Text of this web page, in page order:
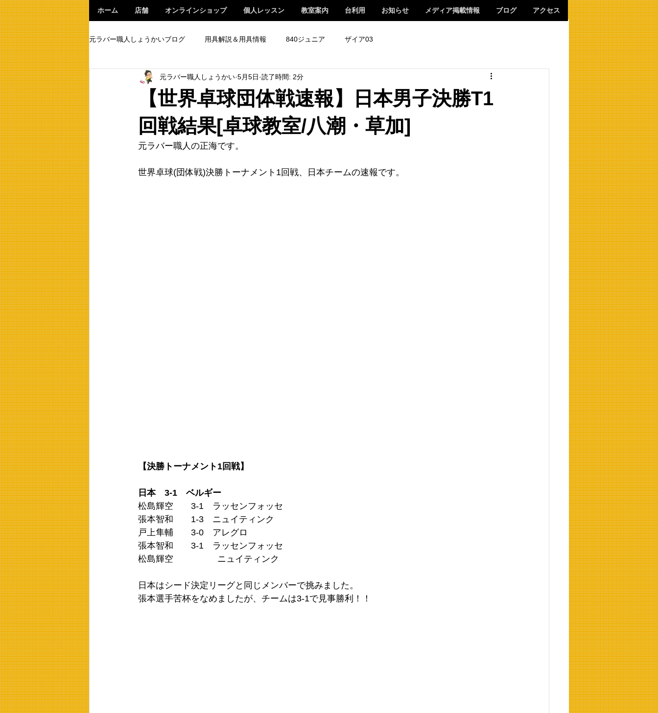
元ラバー職人しょうかいブログ 用具解説＆用具情報 840ジュニア ザイア03
【世界卓球団体戦速報】日本男子決勝T1
回戦結果[卓球教室/八潮・草加]
元ラバー職人しょうかい 5月5日 読了時間: 2分
元ラバー職人の正海です。
世界卓球(団体戦)決勝トーナメント1回戦、日本チームの速報です。
【決勝トーナメント1回戦】
日本　3‐1　ベルギー
松島輝空　　3-1　ラッセンフォッセ
張本智和　　1-3　ニュイティンク
戸上隼輔　　3-0　アレグロ
張本智和　　3-1　ラッセンフォッセ
松島輝空　　　　　ニュイティンク
日本はシード決定リーグと同じメンバーで挑みました。
張本選手苦杯をなめましたが、チームは3-1で見事勝利！！
ホーム 店舗 オンラインショップ 個人レッスン 教室案内 台利用 お知らせ メディア掲載情報 ブログ アクセス